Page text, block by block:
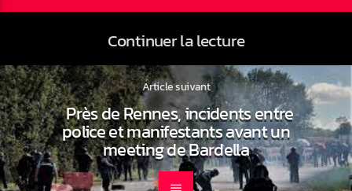
Continuer la lecture
Article suivant
Près de Rennes, incidents entre
police et manifestants avant un
meeting de Bardella